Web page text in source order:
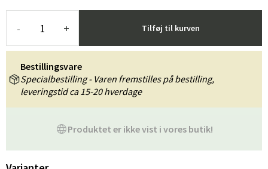
- + Tilføj til kurven
Produktet er ikke vist i vores butik!
Bestillingsvare
Specialbestilling - Varen fremstilles på bestilling,
leveringstid ca 15-20 hverdage